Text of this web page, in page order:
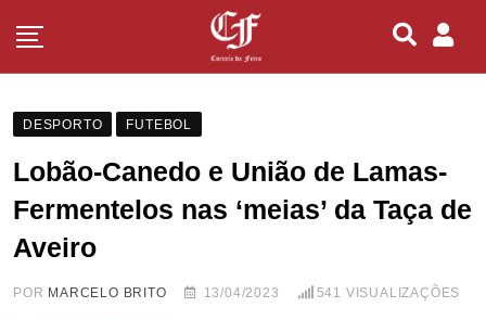
DESPORTO FUTEBOL
Lobão-Canedo e União de Lamas-
Fermentelos nas ‘meias’ da Taça de
Aveiro
POR MARCELO BRITO 13/04/2023 541 VISUALIZAÇÕES